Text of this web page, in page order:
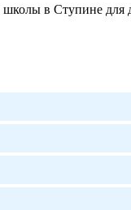
в Ступине для